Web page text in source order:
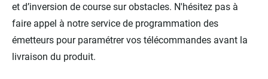
et d’inversion de course sur obstacles. N'hésitez pas à
faire appel à notre service de programmation des
émetteurs pour paramétrer vos télécommandes avant la
livraison du produit.